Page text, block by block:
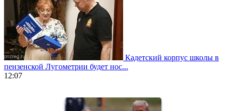
Кадетский корпус школы в
пензенской Лугометрии будет нос...
12:07